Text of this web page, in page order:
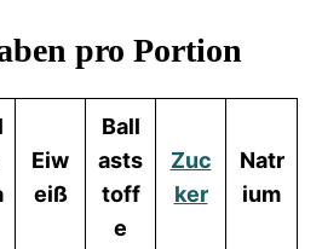
pro Portion
Eiw
eiß
Ball
asts
toff
e
Zuc
ker
Natr
ium